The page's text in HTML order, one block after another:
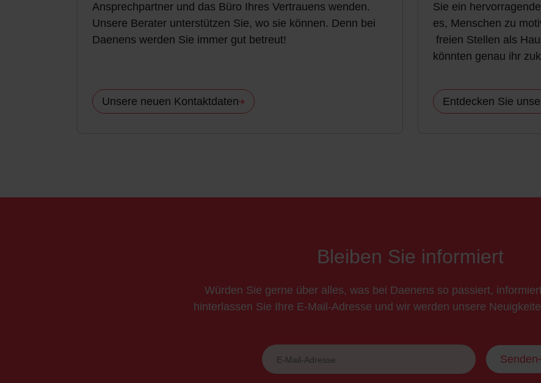
Ansprechpartner und das Büro Ihres Vertrauens wenden.
Unsere Berater unterstützen Sie, wo sie können. Denn bei
Daenens werden Sie immer gut betreut!
Unsere neuen Kontaktdaten
Sie ein
es, Menschen zu
freien Stellen als
könnten genau ihr
Entdecken Sie
Bleiben Sie informiert
Würden Sie gerne über alles, was bei Daenens so passiert,
hinterlassen Sie Ihre E-Mail-Adresse und wir werden unsere
Senden